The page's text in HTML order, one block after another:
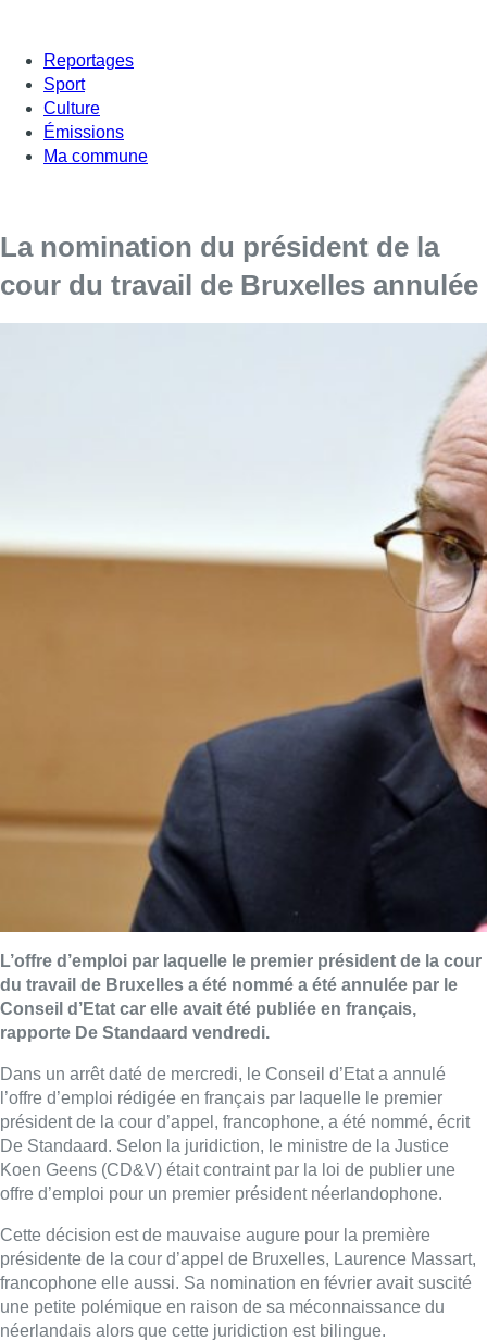
Reportages
Sport
Culture
Émissions
Ma commune
La nomination du président de la
cour du travail de Bruxelles annulée
L’offre d’emploi par laquelle le premier président de la cour
du travail de Bruxelles a été nommé a été annulée par le
Conseil d’Etat car elle avait été publiée en français,
rapporte De Standaard vendredi.
Dans un arrêt daté de mercredi, le Conseil d’Etat a annulé
l’offre d’emploi rédigée en français par laquelle le premier
président de la cour d’appel, francophone, a été nommé, écrit
De Standaard. Selon la juridiction, le ministre de la Justice
Koen Geens (CD&V) était contraint par la loi de publier une
offre d’emploi pour un premier président néerlandophone.
Cette décision est de mauvaise augure pour la première
présidente de la cour d’appel de Bruxelles, Laurence Massart,
francophone elle aussi. Sa nomination en février avait suscité
une petite polémique en raison de sa méconnaissance du
néerlandais alors que cette juridiction est bilingue.